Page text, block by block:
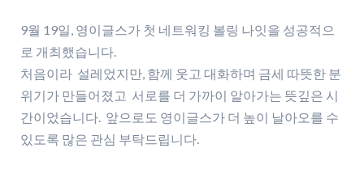
9월 19일, 영이글스가 첫 네트워킹 볼링 나잇을 성공적으
로 개최했습니다.
처음이라 설레었지만, 함께 웃고 대화하며 금세 따뜻한 분
위기가 만들어졌고 서로를 더 가까이 알아가는 뜻깊은 시
간이었습니다. 앞으로도 영이글스가 더 높이 날아오를 수
있도록 많은 관심 부탁드립니다.